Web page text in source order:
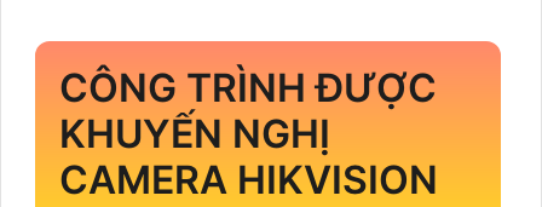
CÔNG TRÌNH ĐƯỢC
KHUYẾN NGHỊ
CAMERA HIKVISION